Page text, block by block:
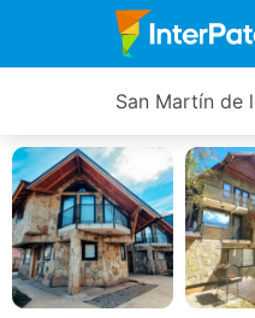
San Martín de